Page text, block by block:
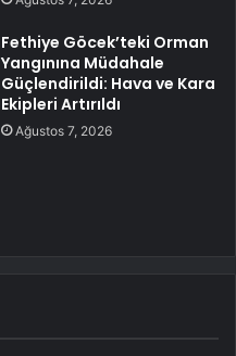
Fethiye Göcek’teki Orman
Yangınına Müdahale
Güçlendirildi: Hava ve Kara
Ekipleri Artırıldı
Ağustos 7, 2026